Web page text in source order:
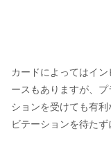
カードによってはイ
ースもありますが、
ションを受けても有
ビテーションを待た